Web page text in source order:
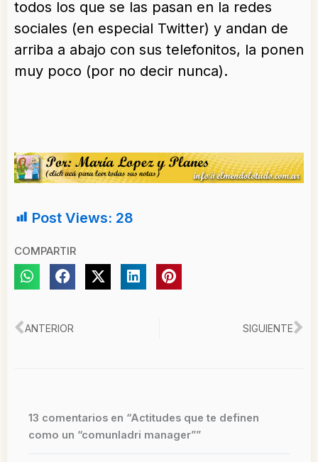
todos los que se las pasan en la redes
sociales (en especial Twitter) y andan de
arriba a abajo con sus telefonitos, la ponen
muy poco (por no decir nunca).
Post Views: 28
COMPARTIR
Ant
ANTERIOR SIGUIENTE
13 comentarios en “Actitudes que te definen
como un “comunladri manager””